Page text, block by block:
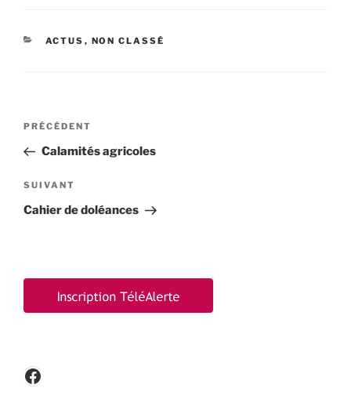
CATÉGORIES
ACTUS , NON CLASSÉ
Navigation
l’article
Article
précédent
PRÉCÉDENT
Calamités agricoles
Article
suivant
SUIVANT
Cahier de doléances
Facebook